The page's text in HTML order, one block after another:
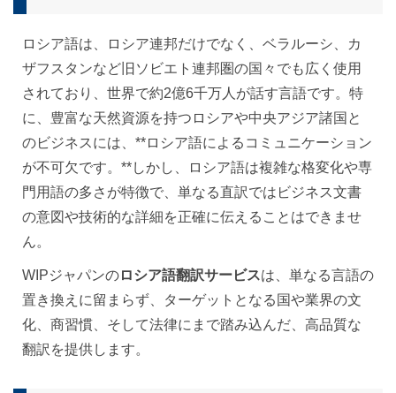
ロシア語は、ロシア連邦だけでなく、ベラルーシ、カ
ザフスタンなど旧ソビエト連邦圏の国々でも広く使用
されており、世界で約2億6千万人が話す言語です。特
に、豊富な天然資源を持つロシアや中央アジア諸国と
のビジネスには、**ロシア語によるコミュニケーション
が不可欠です。**しかし、ロシア語は複雑な格変化や専
門用語の多さが特徴で、単なる直訳ではビジネス文書
の意図や技術的な詳細を正確に伝えることはできませ
ん。
WIPジャパンのロシア語翻訳サービスは、単なる言語の
置き換えに留まらず、ターゲットとなる国や業界の文
化、商習慣、そして法律にまで踏み込んだ、高品質な
翻訳を提供します。